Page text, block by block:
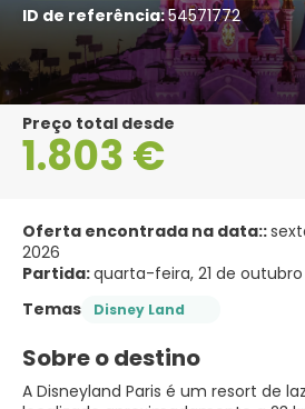
ID de referência:54571772
Preço total desde
1.803 €
Oferta encontrada na data::
2026
Partida:quarta-feira, 21 de
Temas
Disney Land
Sobre o destino
A Disneyland Paris é um resort de